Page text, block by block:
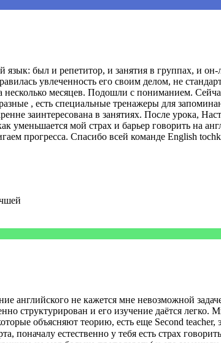
был и репетитор, и занятия в группах, и
увлеченность его своим делом, не
месяцев. Подошли с пониманием.
, есть специальные тренажеры для
заинтересована в занятиях. После урока,
мой страх и барьер говорить на
прогресса. Спасибо всей команде English
английского не кажется мне невозможной
структурирован и его изучение даётся
объясняют теорию, есть еще Second
поначалу естественно у тебя есть страх